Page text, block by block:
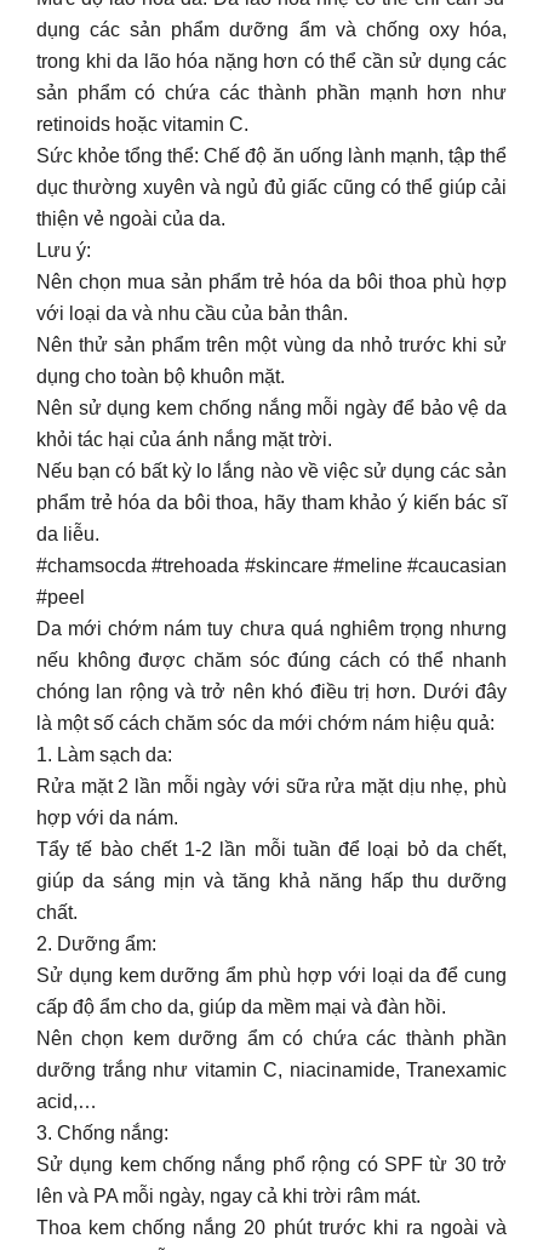
dụng các sản phẩm dưỡng ẩm và chống oxy hóa,
trong khi da lão hóa nặng hơn có thể cần sử dụng các
sản phẩm có chứa các thành phần mạnh hơn như
retinoids hoặc vitamin C.
Sức khỏe tổng thể: Chế độ ăn uống lành mạnh, tập thể
dục thường xuyên và ngủ đủ giấc cũng có thể giúp cải
thiện vẻ ngoài của da.
Lưu ý:
Nên chọn mua sản phẩm trẻ hóa da bôi thoa phù hợp
với loại da và nhu cầu của bản thân.
Nên thử sản phẩm trên một vùng da nhỏ trước khi sử
dụng cho toàn bộ khuôn mặt.
Nên sử dụng kem chống nắng mỗi ngày để bảo vệ da
khỏi tác hại của ánh nắng mặt trời.
Nếu bạn có bất kỳ lo lắng nào về việc sử dụng các sản
phẩm trẻ hóa da bôi thoa, hãy tham khảo ý kiến bác sĩ
da liễu.
#chamsocda #trehoada #skincare #meline #caucasian
#peel
Da mới chớm nám tuy chưa quá nghiêm trọng nhưng
nếu không được chăm sóc đúng cách có thể nhanh
chóng lan rộng và trở nên khó điều trị hơn. Dưới đây
là một số cách chăm sóc da mới chớm nám hiệu quả:
1. Làm sạch da:
Rửa mặt 2 lần mỗi ngày với sữa rửa mặt dịu nhẹ, phù
hợp với da nám.
Tẩy tế bào chết 1-2 lần mỗi tuần để loại bỏ da chết,
giúp da sáng mịn và tăng khả năng hấp thu dưỡng
chất.
2. Dưỡng ẩm:
Sử dụng kem dưỡng ẩm phù hợp với loại da để cung
cấp độ ẩm cho da, giúp da mềm mại và đàn hồi.
Nên chọn kem dưỡng ẩm có chứa các thành phần
dưỡng trắng như vitamin C, niacinamide, Tranexamic
acid,…
3. Chống nắng:
Sử dụng kem chống nắng phổ rộng có SPF từ 30 trở
lên và PA mỗi ngày, ngay cả khi trời râm mát.
Thoa kem chống nắng 20 phút trước khi ra ngoài và